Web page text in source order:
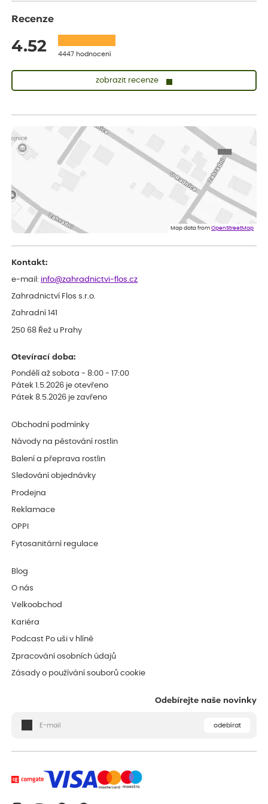
Recenze
4.52 4447 hodnocení
zobrazit recenze
vše v naprostém pořádku
ověřený nákup před 1 dnem
Jana
Flos je nejlepší &#129321;
Map data fromOpenStreetMap
Kontakt:
e-mail: info@zahradnictvi-flos.cz
Zahradnictví Flos s.r.o.
Zahradní 141
250 68 Řež u Prahy
Otevírací doba:
Pondělí až sobota - 8:00 - 17:00
Pátek 1.5.2026 je otevřeno
Pátek 8.5.2026 je zavřeno
Obchodní podmínky
Návody na pěstování rostlin
Balení a přeprava rostlin
Sledování objednávky
Prodejna
Reklamace
OPPI
Fytosanitární regulace
Blog
O nás
Velkoobchod
Kariéra
Podcast Po uši v hlíně
Zpracování osobních údajů
Zásady o používání souborů cookie
Odebírejte naše novinky
odebírat